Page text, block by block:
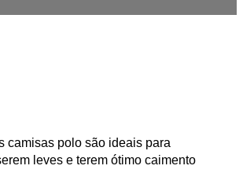
camisas polo são ideais para
leves e terem ótimo caimento